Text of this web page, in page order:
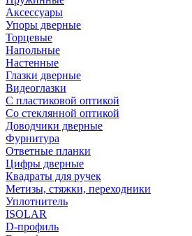
Аксессуары
Упоры дверные
Торцевые
Напольные
Настенные
Глазки дверные
Видеоглазки
С пластиковой оптикой
Со стеклянной оптикой
Доводчики дверные
Фурнитура
Ответные планки
Цифры дверные
Квадраты для ручек
Метизы, стяжки, переходники
Уплотнитель
ISOLAR
D-профиль